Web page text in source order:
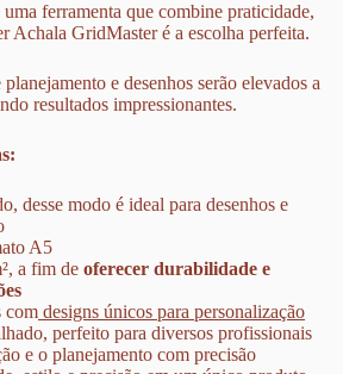
uma ferramenta que combine praticidade,
Achala GridMaster é a escolha perfeita.
e desenhos serão elevados a
resultados impressionantes.
desse modo é ideal para desenhos e
A5
a fim de oferecer durabilidade e
com designs únicos para personalização
perfeito para diversos profissionais
e o planejamento com precisão